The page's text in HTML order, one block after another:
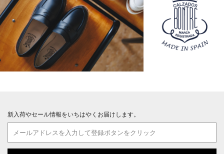
新入荷やセール情報をいちはやくお届けします。